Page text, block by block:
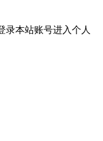
录本站账号进入个人